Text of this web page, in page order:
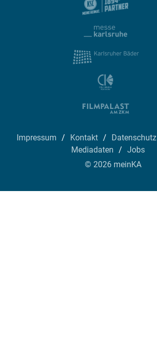
Impressum Kontakt Datenschutz
Mediadaten
Jobs
© 2026 meinKA